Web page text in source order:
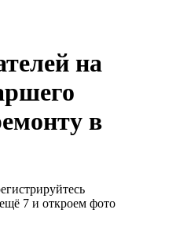
на
в
7 и откроем фото